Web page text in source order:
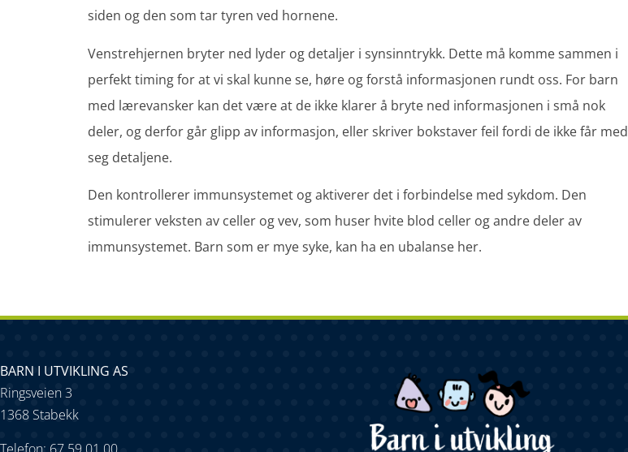
siden og den som tar tyren ved hornene.
Venstrehjernen bryter ned lyder og detaljer i synsinntrykk. Dette må komme sammen i
perfekt timing for at vi skal kunne se, høre og forstå informasjonen rundt oss. For barn
med lærevansker kan det være at de ikke klarer å bryte ned informasjonen i små nok
deler, og derfor går glipp av informasjon, eller skriver bokstaver feil fordi de ikke får med
seg detaljene.
Den kontrollerer immunsystemet og aktiverer det i forbindelse med sykdom. Den
stimulerer veksten av celler og vev, som huser hvite blod celler og andre deler av
immunsystemet. Barn som er mye syke, kan ha en ubalanse her.
BARN I UTVIKLING AS
Ringsveien 3
1368 Stabekk